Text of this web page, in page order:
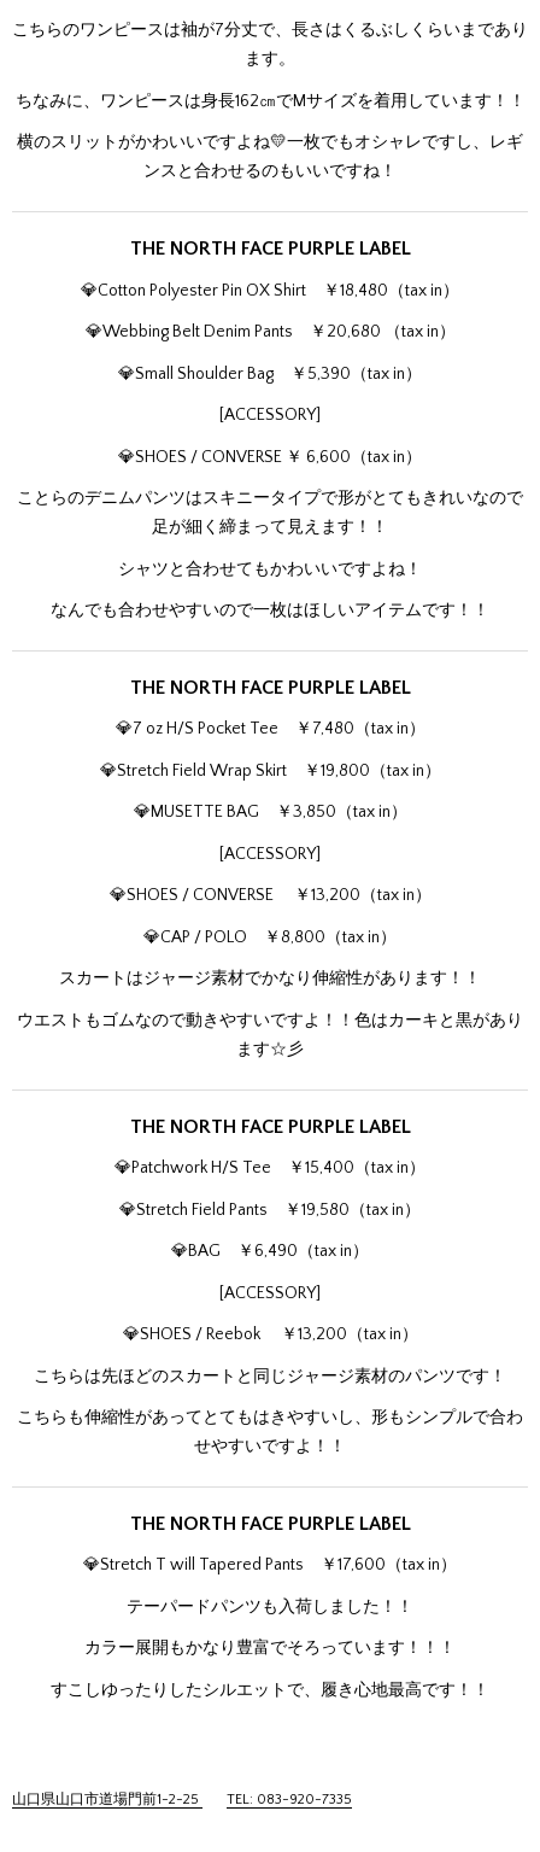
こちらのワンピースは袖が7分丈で、長さはくるぶしくらいまであり
ます。
ちなみに、ワンピースは身長162㎝でMサイズを着用しています！！
横のスリットがかわいいですよね💛一枚でもオシャレですし、レギ
ンスと合わせるのもいいですね！
THE NORTH FACE PURPLE LABEL
💎Cotton Polyester Pin OX Shirt ￥18,480（tax in）
💎Webbing Belt Denim Pants ￥20,680 （tax in）
💎Small Shoulder Bag ￥5,390（tax in）
[ACCESSORY]
💎SHOES / CONVERSE ￥ 6,600（tax in）
ことらのデニムパンツはスキニータイプで形がとてもきれいなので
足が細く締まって見えます！！
シャツと合わせてもかわいいですよね！
なんでも合わせやすいので一枚はほしいアイテムです！！
THE NORTH FACE PURPLE LABEL
💎7 oz H/S Pocket Tee ￥7,480（tax in）
💎Stretch Field Wrap Skirt ￥19,800（tax in）
💎MUSETTE BAG ￥3,850（tax in）
[ACCESSORY]
💎SHOES / CONVERSE ￥13,200（tax in）
💎CAP / POLO ￥8,800（tax in）
スカートはジャージ素材でかなり伸縮性があります！！
ウエストもゴムなので動きやすいですよ！！色はカーキと黒があり
ます☆彡
THE NORTH FACE PURPLE LABEL
💎Patchwork H/S Tee ￥15,400（tax in）
💎Stretch Field Pants ￥19,580（tax in）
💎BAG ￥6,490（tax in）
[ACCESSORY]
💎SHOES / Reebok ￥13,200（tax in）
こちらは先ほどのスカートと同じジャージ素材のパンツです！
こちらも伸縮性があってとてもはきやすいし、形もシンプルで合わ
せやすいですよ！！
THE NORTH FACE PURPLE LABEL
💎Stretch T will Tapered Pants ￥17,600（tax in）
テーパードパンツも入荷しました！！
カラー展開もかなり豊富でそろっています！！！
すこしゆったりしたシルエットで、履き心地最高です！！
山口県山口市道場門前1-2-25 TEL: 083-920-7335